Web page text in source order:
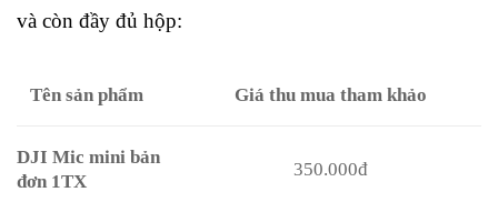
và còn đầy đủ hộp:
Tên sản phẩm Giá thu mua tham khảo
DJI Mic mini bản
đơn 1TX
350.000đ